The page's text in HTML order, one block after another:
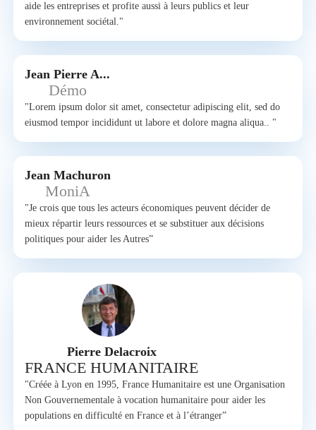
aide les entreprises et profite aussi à leurs publics et leur
environnement sociétal."
Jean Pierre A...
Démo
"Lorem ipsum dolor sit amet, consectetur adipiscing elit, sed do
eiusmod tempor incididunt ut labore et dolore magna aliqua.. "
Jean Machuron
MoniA
"Je crois que tous les acteurs économiques peuvent décider de
mieux répartir leurs ressources et se substituer aux décisions
politiques pour aider les Autres”
Pierre Delacroix
FRANCE HUMANITAIRE
"Créée à Lyon en 1995, France Humanitaire est une Organisation
Non Gouvernementale à vocation humanitaire pour aider les
populations en difficulté en France et à l’étranger”